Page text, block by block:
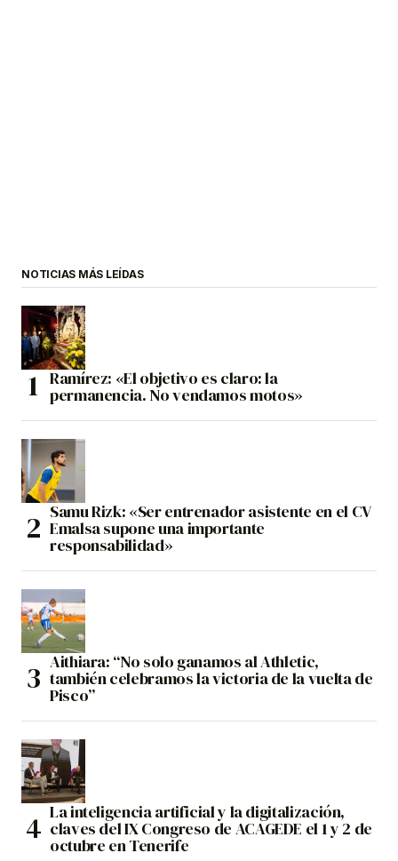
NOTICIAS MÁS LEÍDAS
Ramírez: «El objetivo es claro: la
permanencia. No vendamos motos»
Samu Rizk: «Ser entrenador asistente en el CV
Emalsa supone una importante
responsabilidad»
Aithiara: “No solo ganamos al Athletic,
también celebramos la victoria de la vuelta de
Pisco”
La inteligencia artificial y la digitalización,
claves del IX Congreso de ACAGEDE el 1 y 2 de
octubre en Tenerife